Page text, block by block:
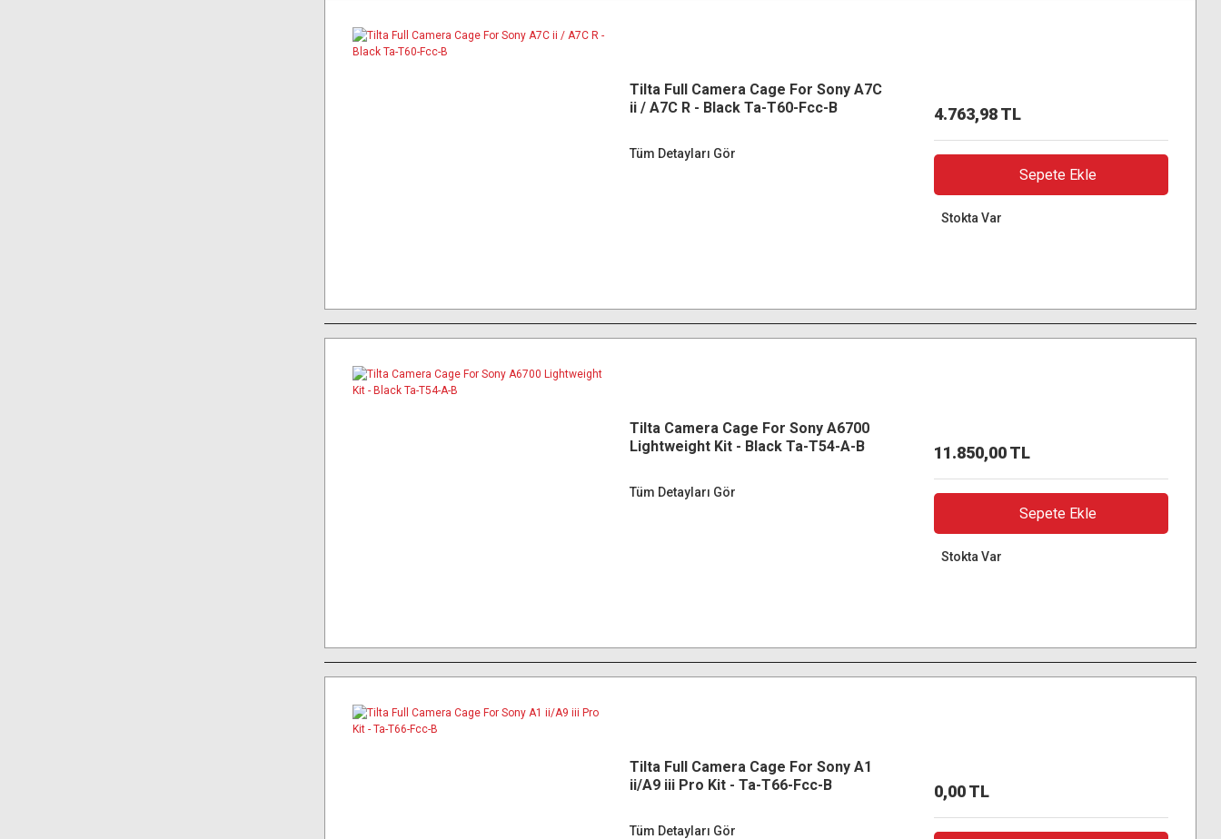
Tilta Full Camera Cage For Sony A7C
ii / A7C R - Black Ta-T60-Fcc-B
Tüm Detayları Gör
4.763,98 TL
Sepete Ekle
Stokta Var
Tilta Camera Cage For Sony A6700
Lightweight Kit - Black Ta-T54-A-B
Tüm Detayları Gör
11.850,00 TL
Sepete Ekle
Stokta Var
Tilta Full Camera Cage For Sony A1
ii/A9 iii Pro Kit - Ta-T66-Fcc-B
Tüm Detayları Gör
0,00 TL